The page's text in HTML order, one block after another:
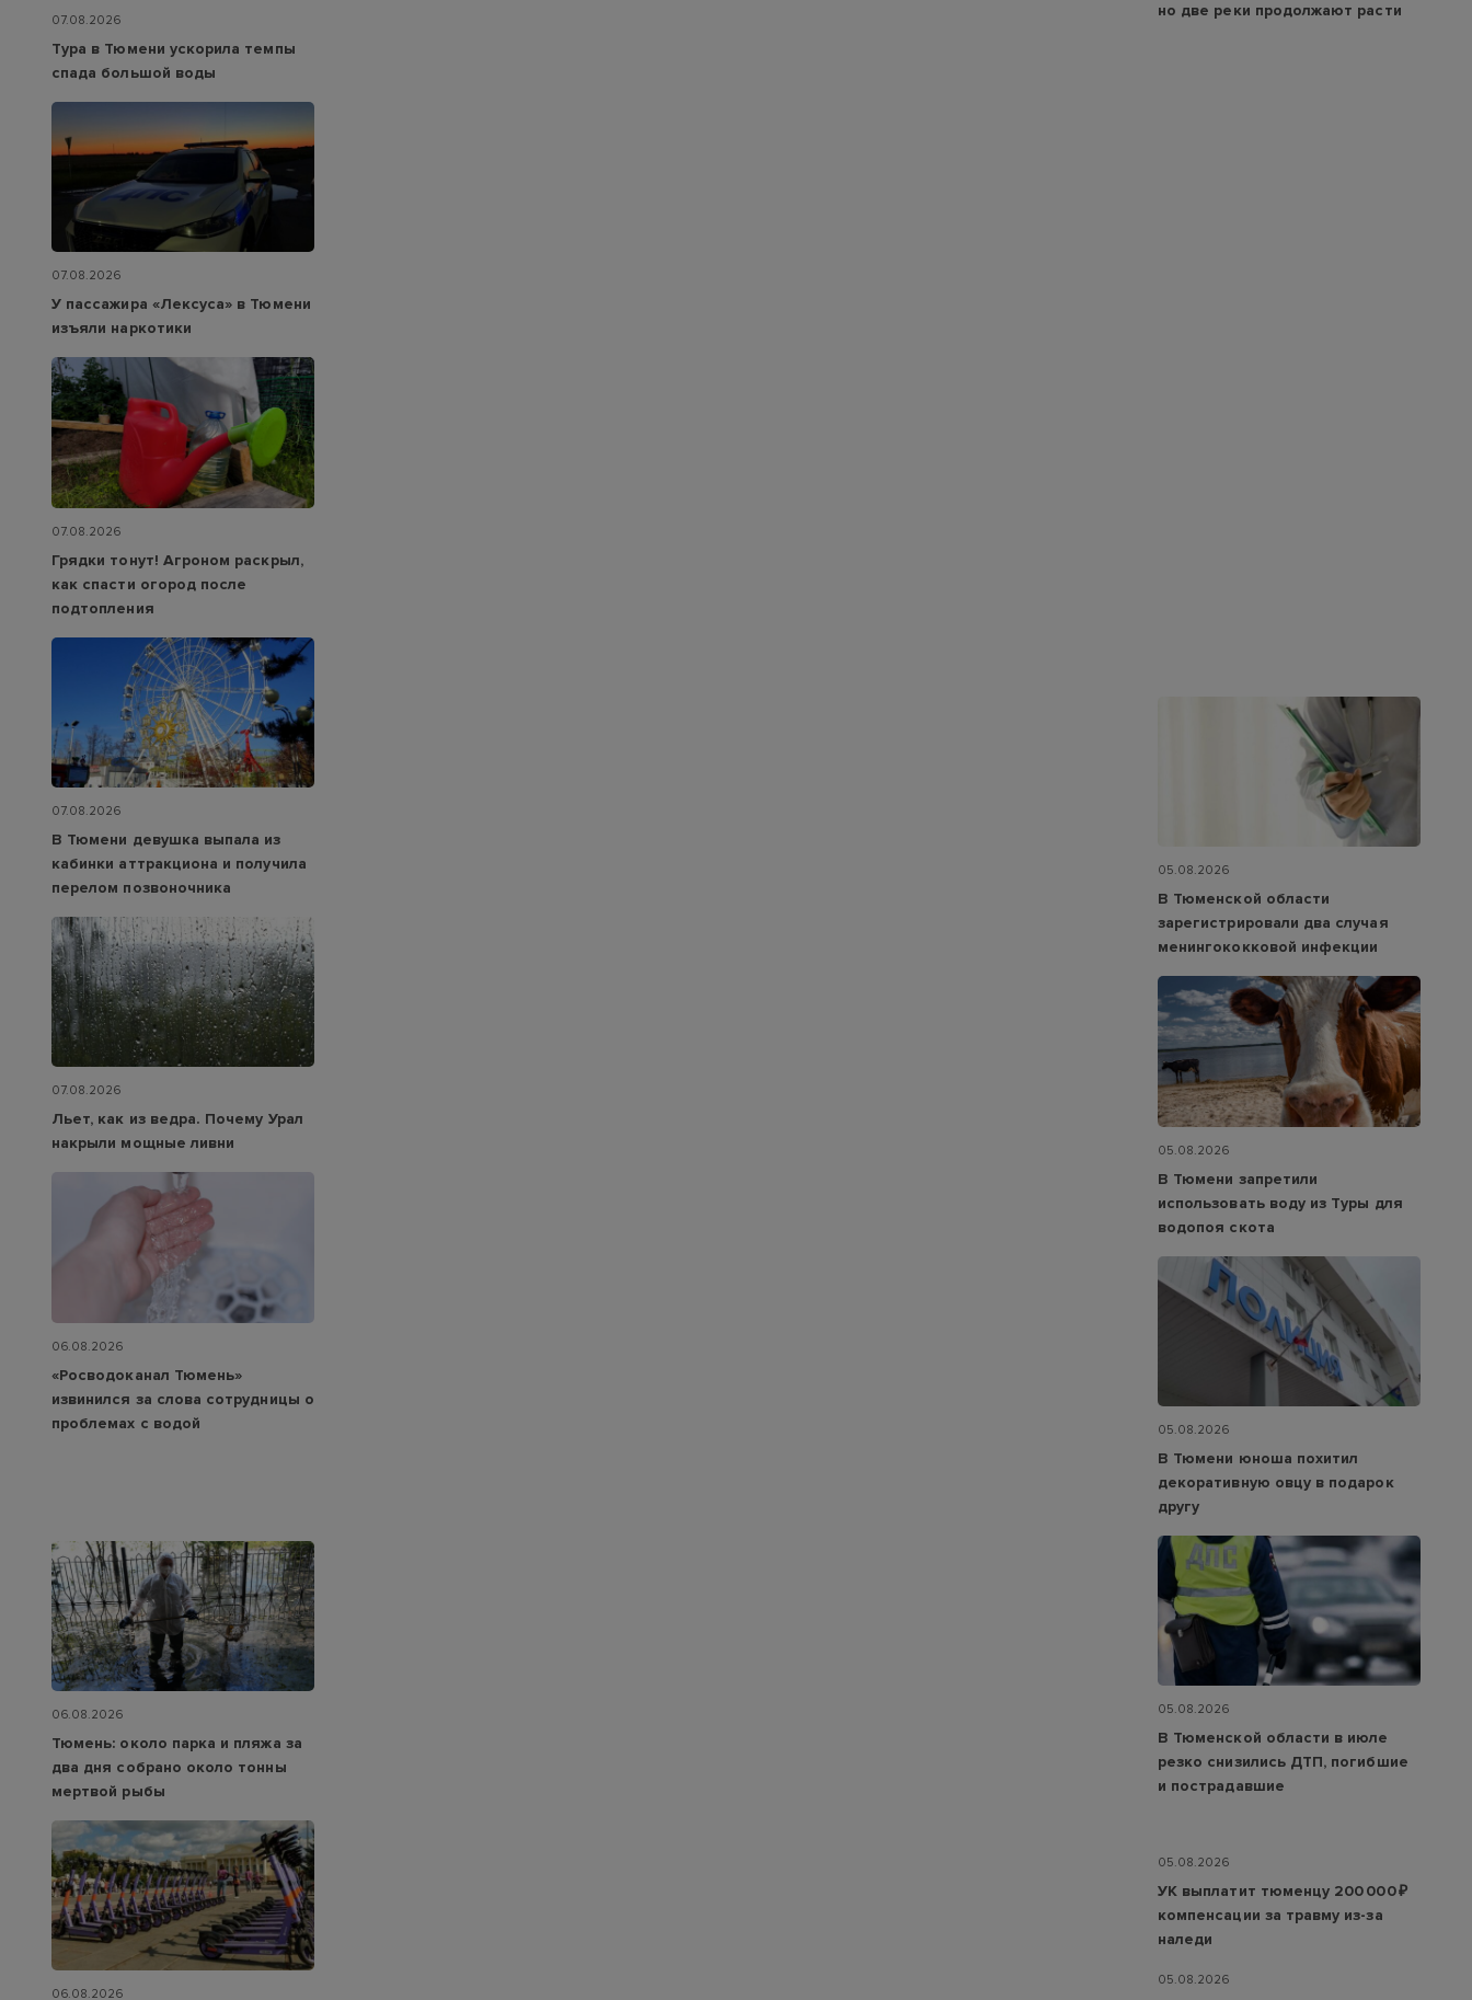
07.08.2026
Тура в Тюмени ускорила темпы
спада большой воды
07.08.2026
У пассажира «Лексуса» в Тюмени
изъяли наркотики
07.08.2026
Грядки тонут! Агроном раскрыл,
как спасти огород после
подтопления
07.08.2026
В Тюмени девушка выпала из
кабинки аттракциона и получила
перелом позвоночника
07.08.2026
Льет, как из ведра. Почему Урал
накрыли мощные ливни
06.08.2026
«Росводоканал Тюмень»
извинился за слова сотрудницы о
проблемах с водой
06.08.2026
Тюмень: около парка и пляжа за
два дня собрано около тонны
мертвой рыбы
06.08.2026
но две реки продолжают расти
05.08.2026
В Тюменской области
зарегистрировали два случая
менингококковой инфекции
05.08.2026
В Тюмени запретили
использовать воду из Туры для
водопоя скота
05.08.2026
В Тюмени юноша похитил
декоративную овцу в подарок
другу
05.08.2026
В Тюменской области в июле
резко снизились ДТП, погибшие
и пострадавшие
05.08.2026
УК выплатит тюменцу 200 000 ₽
компенсации за травму из-за
наледи
05.08.2026